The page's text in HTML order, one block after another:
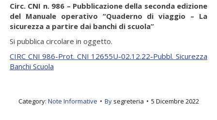
Circ. CNI n. 986 – Pubblicazione della seconda edizione
del Manuale operativo “Quaderno di viaggio – La
sicurezza a partire dai banchi di scuola”
Si pubblica circolare in oggetto.
CIRC CNI 986-Prot. CNI 12655U-02.12.22-Pubbl. Sicurezza
Banchi Scuola
Category: Note Informative By segreteria 5 Dicembre 2022